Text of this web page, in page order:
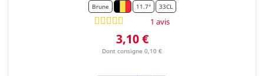
Brune
11.7° 33CL
1 avis
Prix
3,10 €
Dont consigne 0,10 €